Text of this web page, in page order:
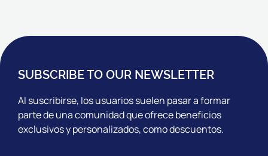
SUBSCRIBE TO OUR NEWSLETTER
Al suscribirse, los usuarios suelen pasar a formar
parte de una comunidad que ofrece beneficios
exclusivos y personalizados, como descuentos.